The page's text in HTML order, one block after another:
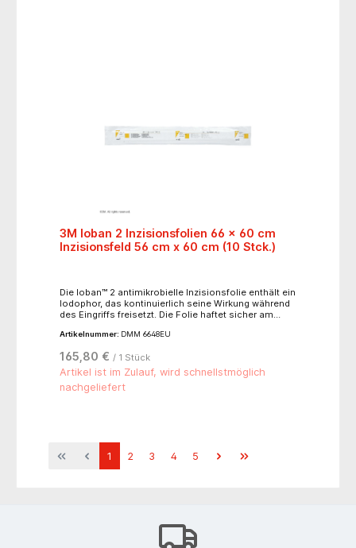
3M Ioban 2 Inzisionsfolien 66 x 60 cm
Inzisionsfeld 56 cm x 60 cm (10 Stck.)
Die loban™ 2 antimikrobielle Inzisionsfolie enthält ein
lodophor, das kontinuierlich seine Wirkung während
des Eingriffs freisetzt. Die Folie haftet sicher am
Retraktionen sowie bei begleitenden Anforderungen
Inzisionsfolie bietet neben dem physikalischen auch
einen chemischen Schutz vor bakteriellen
Kontaminationen. Als Bestandteil des Klebstoffs
wird bei diesem Produkt auch bei zeitintensiven
Artikelnummer: DMM 6648EU
165,80 € / 1 Stück
Artikel ist im Zulauf, wird schnellstmöglich
nachgeliefert
1 2 3 4 5